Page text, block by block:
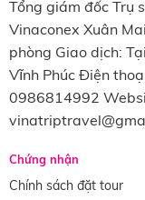
Tổng giám đốc Trụ
Vinaconex Xuân
phòng Giao dịch:
Vĩnh Phúc Điện
0986814992
Chứng nhận
Chính sách đặt tour